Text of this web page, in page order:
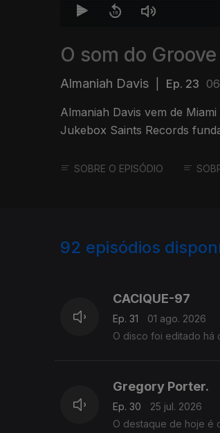
O som do Groove
Almaniah Davis Ep. 23
Almaniah Davis vem de
Jukebox Saints Records
SOBRE O EPISÓDIO
92 episódios
CACIQUE-97
Ep. 31
01 ago. 2026
Gregory Porter.
Ep. 30
25 jul. 2026
O destaque de hoje é